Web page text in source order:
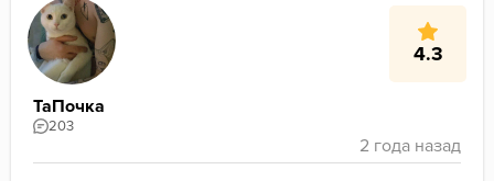
4.3
ТаПочка
203